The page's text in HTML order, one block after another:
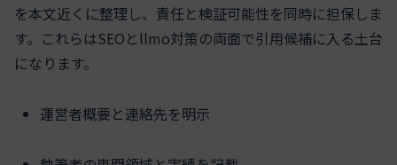
を本文近くに整理し、責任と検証可能性を同時に担保しま
す。これらはSEOとllmo対策の両面で引用候補に入る土台
になります。
運営者概要と連絡先を明示